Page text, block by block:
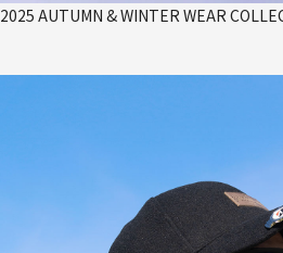
2025 AUTUMN & WINTER WEAR